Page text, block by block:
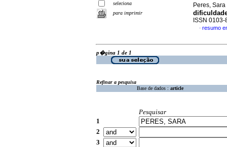
seleciona
para imprimir
Peres,
ISSN 0103-
· resumo
p�gina 1 de 1
Refinar a pesquisa
Base de dados : article
Pesquisar
1
2
3